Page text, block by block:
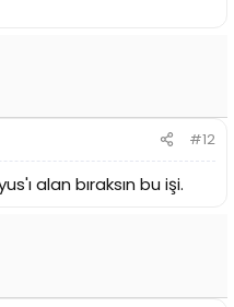
#12
alan bıraksın bu işi.